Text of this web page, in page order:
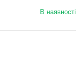
В наявності